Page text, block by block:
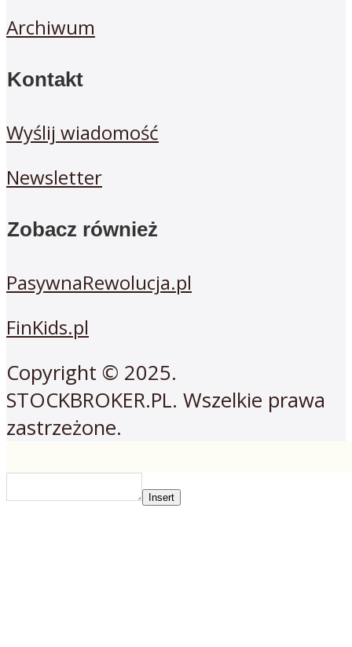
Archiwum
Kontakt
Wyślij wiadomość
Newsletter
Zobacz również
PasywnaRewolucja.pl
FinKids.pl
Copyright © 2025.
STOCKBROKER.PL. Wszelkie prawa
zastrzeżone.
Insert